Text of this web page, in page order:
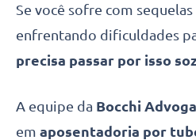
Se você sofre com
enfrentando dificuldades
precisa passar por isso
A equipe da Bocchi
em aposentadoria por